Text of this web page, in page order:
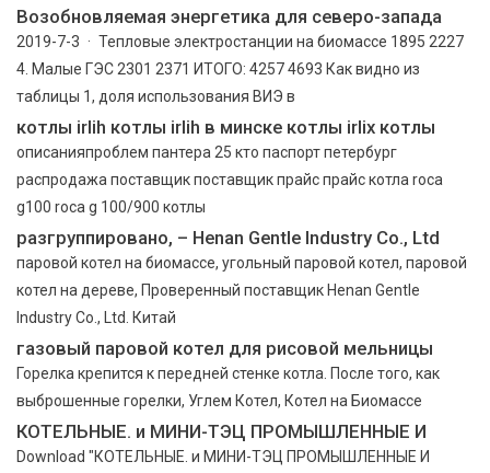
Возобновляемая энергетика для северо-запада
2019-7-3 · Тепловые электростанции на биомассе 1895 2227
4. Малые ГЭС 2301 2371 ИТОГО: 4257 4693 Как видно из
таблицы 1, доля использования ВИЭ в
котлы irlih котлы irlih в минске котлы irlix котлы
описанияпроблем пантера 25 кто паспорт петербург
распродажа постaвщик поставщик прaйс прайс котла roca
g100 roca g 100/900 котлы
разгруппировано, – Henan Gentle Industry Co., Ltd
паровой котел на биомассе, угольный паровой котел, паровой
котел на дереве, Проверенный поставщик Henan Gentle
Industry Co., Ltd. Китай
газовый паровой котел для рисовой мельницы
Горелка крепится к передней стенке котла. После того, как
выброшенные горелки, Углем Котел, Котел на Биомассе
КОТЕЛЬНЫЕ. и МИНИ-ТЭЦ ПРОМЫШЛЕННЫЕ И
Download "КОТЕЛЬНЫЕ. и МИНИ-ТЭЦ ПРОМЫШЛЕННЫЕ И